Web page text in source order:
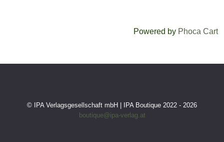
Powered by Phoca Cart
© IPA Verlagsgesellschaft mbH | IPA Boutique 2022 - 2026
boutique@ipa-verlag.at